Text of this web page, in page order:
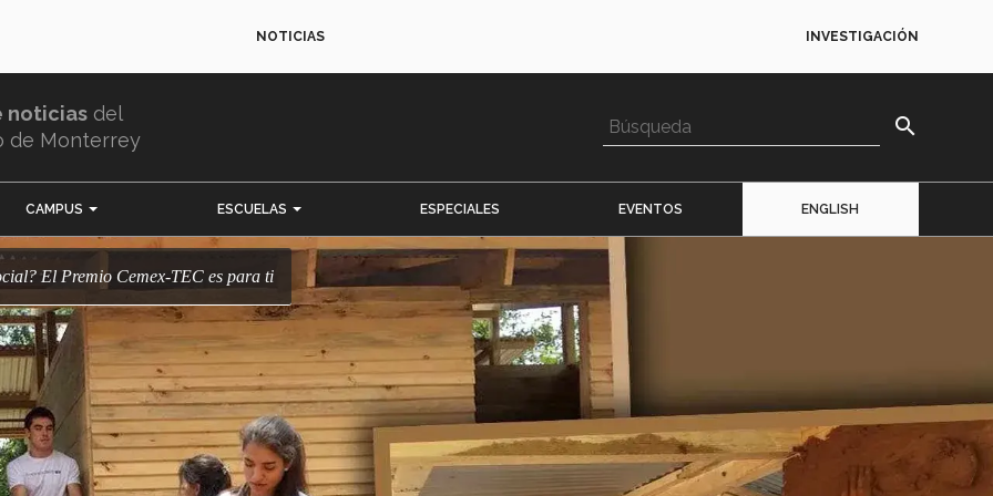
NOTICIAS INVESTIGACIÓN
noticias del
de Monterrey
search
CAMPUS ESCUELAS ESPECIALES EVENTOS ENGLISH
El Premio Cemex-TEC es para ti